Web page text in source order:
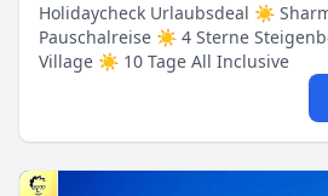
Holidaycheck Urlaubsdeal ☀
Pauschalreise ☀ 4 Sterne
Village ☀ 10 Tage All Inclusive